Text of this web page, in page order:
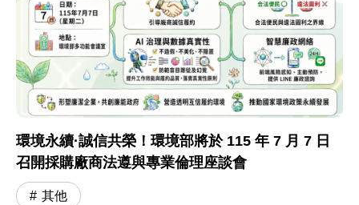
環境永續·誠信共榮！環境部將於 115 年 7 月 7 日
召開採購廠商法遵與專業倫理座談會
其他